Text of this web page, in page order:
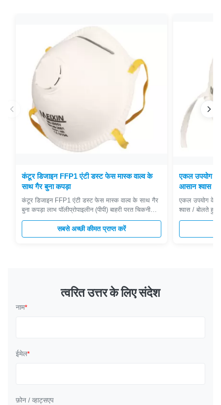
कंटूर डिजाइन FFP1 एंटी डस्ट फेस मास्क वाल्व के
साथ गैर बुना कपड़ा
कंटूर डिजाइन FFP1 एंटी डस्ट फेस मास्क वाल्व के साथ गैर
बुना कपड़ा लाभ पॉलीप्रोपाइलीन (पीपी) बाहरी परत चिकनी
परत प्रदान करती है और ढीले फाइबर से बचाती है। उभरा
हुआ फ्रिंज सील किनारों के चारों ओर शराबी खुली परत से
बचा जाता है। लेटेक्स-मुक्त सिंथेटिक रबर हेडस्ट्रैप। कंटूर
सबसे अच्छी कीमत प्राप्त करें
एकल उपयोग
आसान श्वास /
एकल उपयोग
श्वास / बोलते हुए
निस्पंदन】 - उच्च
प्रदूषण राख के
त्वरित उत्तर के लिए संदेश
नाम*
ईमेल*
फ़ोन / व्हाट्सएप